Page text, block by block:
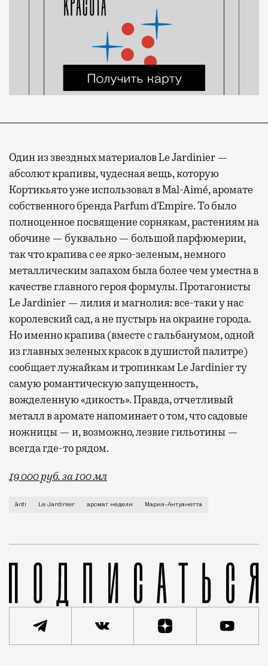
Один из звездных материалов Le Jardinier —
абсолют крапивы, чудесная вещь, которую
Кортикьято уже использовал в Mal-Aimé, аромате
собственного бренда Parfum d’Empire. То было
полноценное посвящение сорнякам, растениям на
обочине — буквально — большой парфюмерии,
так что крапива с ее ярко-зеленым, немного
металлическим запахом была более чем уместна в
качестве главного героя формулы. Протагонисты
Le Jardinier — лилия и магнолия: все-таки у нас
королевский сад, а не пустырь на окраине города.
Но именно крапива (вместе с гальбанумом, одной
из главных зеленых красок в душистой палитре)
сообщает лужайкам и тропинкам Le Jardinier ту
самую романтическую запущенность,
вожделенную «дикость». Правда, отчетливый
металл в аромате напоминает о том, что садовые
ножницы — и, возможно, лезвие гильотины —
всегда где-то рядом.
19 000 руб. за 100 мл
Если попросить знакомого парфманьяка назвать
ānti Le Jardinier аромат недели Мария-Антуанетта